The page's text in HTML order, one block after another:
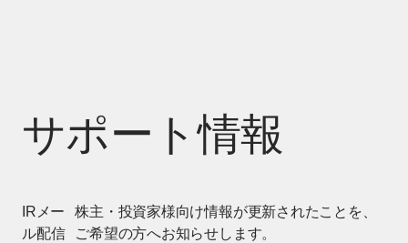
サポート情報
IRメー
ル配信
株主・投資家様向け情報が更新されたことを、
ご希望の方へお知らせします。